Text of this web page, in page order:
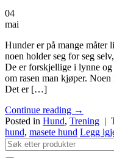
04
mai
Hunder er på mange måter
noen holder seg for seg
De er forskjellige i lynne
om rasen man kjøper.
Det er […]
Continue reading →
Posted in Hund, Trening |
hund, masete hund Legg